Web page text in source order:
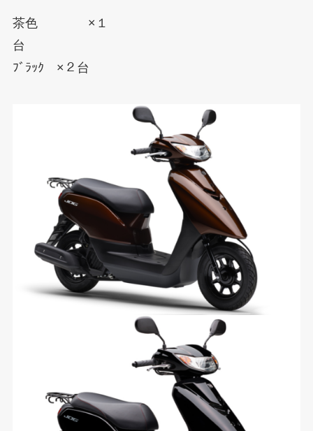
茶色 ×１
台
ﾌﾞﾗｯｸ ×２台